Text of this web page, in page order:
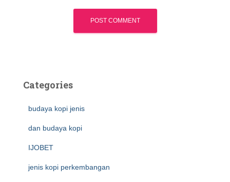
Categories
budaya kopi jenis
dan budaya kopi
IJOBET
jenis kopi perkembangan